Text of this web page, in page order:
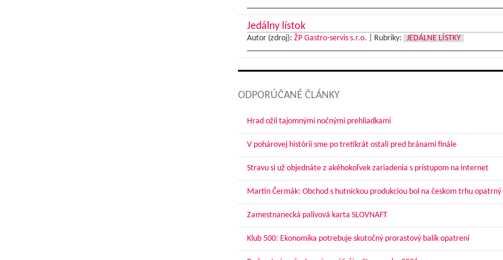
Jedálny lístok
Autor (zdroj): ŽP Gastro-servis s.r.o. Rubriky: JEDÁLNE LÍSTKY
ODPORÚČANÉ ČLÁNKY
Hrad ožil tajomnými nočnými prehliadkami
V pohárovej histórii sme po tretíkrát ostali pred bránami finále
Stravu si už objednáte z akéhokoľvek zariadenia s prístupom na internet
Martin Čermák: Obchod s hutníckou produkciou bol na českom trhu opatrný
Zamestnanecká palivová karta SLOVNAFT
Klub 500: Ekonomika potrebuje skutočný prorastový balík opatrení